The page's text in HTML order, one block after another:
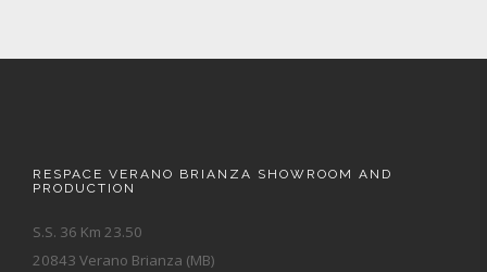
RESPACE VERANO BRIANZA SHOWROOM AND
PRODUCTION
S.S. 36 Km 23.50
20843 Verano Brianza (MB)